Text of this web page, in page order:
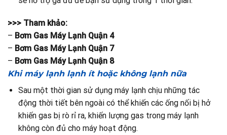
>>> Tham khảo:
– Bơm Gas Máy Lạnh Quận 4
– Bơm Gas Máy Lạnh Quận 7
– Bơm Gas Máy Lạnh Quận 8
Khi máy lạnh lạnh ít hoặc không lạnh nữa
Sau một thời gian sử dụng máy lạnh chịu những tác
động thời tiết bên ngoài có thể khiến các ống nối bị hở
khiến gas bị rò rỉ ra, khiến lượng gas trong máy lạnh
không còn đủ cho máy hoạt động.